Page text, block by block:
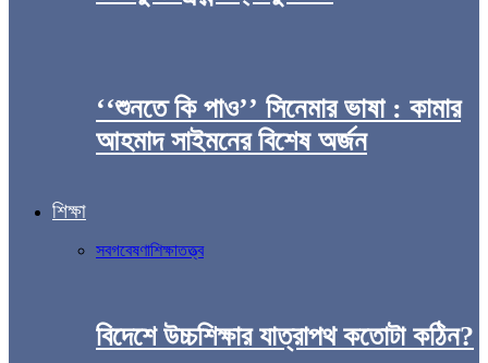
‘‘শুনতে কি পাও’’ সিনেমার ভাষা : কামার
আহমাদ সাইমনের বিশেষ অর্জন
শিক্ষা
সবগবেষণাশিক্ষাতত্ত্ব
বিদেশে উচ্চশিক্ষার যাত্রাপথ কতোটা কঠিন?